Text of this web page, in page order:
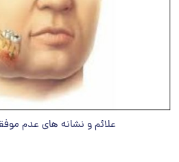
علائم و نشانه های عدم